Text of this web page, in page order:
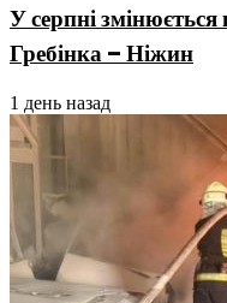
У серпні змінюється
Гребінка – Ніжин
1 день назад